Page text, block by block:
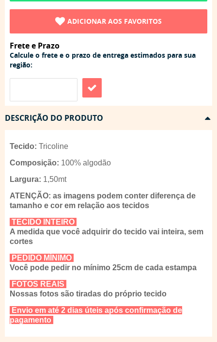
ADICIONAR AOS FAVORITOS
Frete e Prazo
Calcule o frete e o prazo de entrega estimados para sua
região:
DESCRIÇÃO DO PRODUTO
Tecido: Tricoline
Composição: 100% algodão
Largura: 1,50mt
ATENÇÃO: as imagens podem conter diferença de
tamanho e cor em relação aos tecidos
TECIDO INTEIRO
A medida que você adquirir do tecido vai inteira, sem
cortes
PEDIDO MÍNIMO
Você pode pedir no mínimo 25cm de cada estampa
FOTOS REAIS
Nossas fotos são tiradas do próprio tecido
Envio em até 2 dias úteis após confirmação de
pagamento